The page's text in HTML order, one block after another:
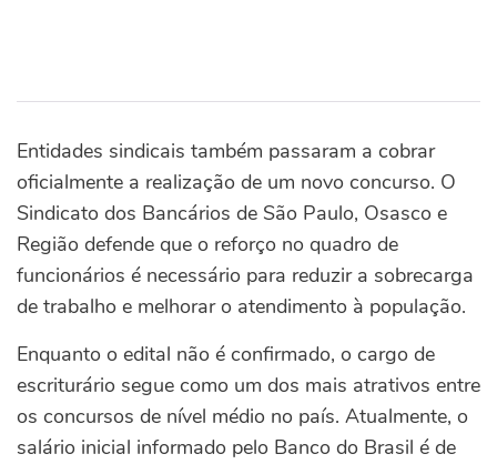
Entidades sindicais também passaram a cobrar
oficialmente a realização de um novo concurso. O
Sindicato dos Bancários de São Paulo, Osasco e
Região defende que o reforço no quadro de
funcionários é necessário para reduzir a sobrecarga
de trabalho e melhorar o atendimento à população.
Enquanto o edital não é confirmado, o cargo de
escriturário segue como um dos mais atrativos entre
os concursos de nível médio no país. Atualmente, o
salário inicial informado pelo Banco do Brasil é de